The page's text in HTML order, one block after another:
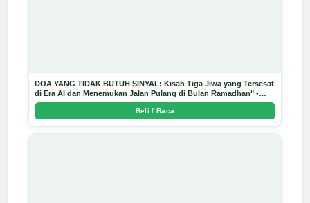
DOA YANG TIDAK BUTUH SINYAL: Kisah Tiga Jiwa yang Tersesat
di Era AI dan Menemukan Jalan Pulang di Bulan Ramadhan" -
Arda Dinata
Beli / Baca